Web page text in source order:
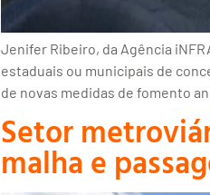
Jenifer Ribeiro, da Agência
estaduais ou municipais de
de novas medidas de fomento
Setor
malha e